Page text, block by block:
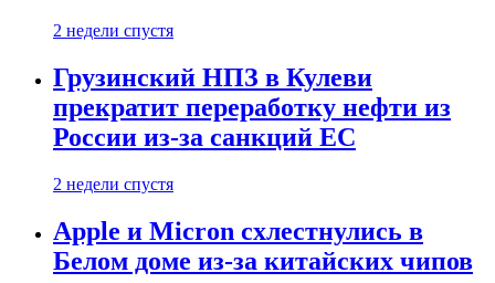
2 недели спустя
Грузинский НПЗ в Кулеви
прекратит переработку нефти из
России из-за санкций ЕС
2 недели спустя
Apple и Micron схлестнулись в
Белом доме из-за китайских чипов